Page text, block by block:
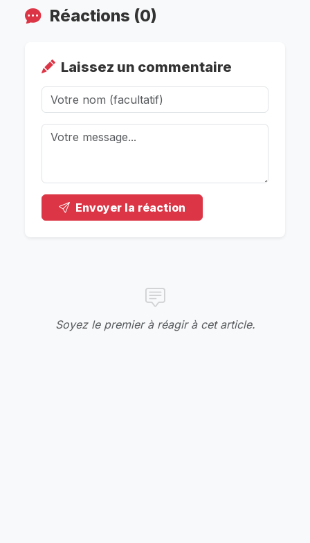
Réactions (0)
Laissez un commentaire
Envoyer la réaction
Soyez le premier à réagir à cet article.